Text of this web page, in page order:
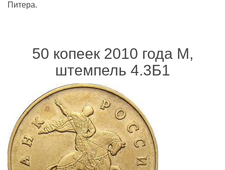
Питера.
50 копеек 2010 года М,
штемпель 4.3Б1